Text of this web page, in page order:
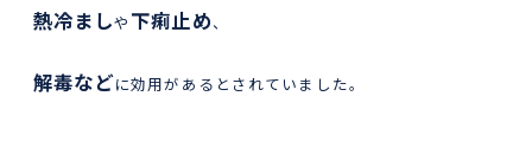
熱冷ましや 下痢止め、
解毒などに効用があるとされていました。